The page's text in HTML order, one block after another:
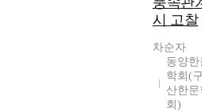
시 고찰
차순자
동양한
학회(
산한문
회)